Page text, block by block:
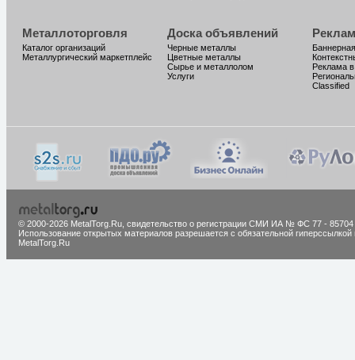
Металлоторговля
Каталог организаций
Металлургический маркетплейс
Доска объявлений
Черные металлы
Цветные металлы
Сырье и металлолом
Услуги
Реклама
Classified
© 2000-2026 MetalTorg.Ru, cвидетельство о регистрации СМИ ИА № ФС 77 - 85704
Использование открытых материалов разрешается с обязательной гиперссылкой
MetalTorg.Ru